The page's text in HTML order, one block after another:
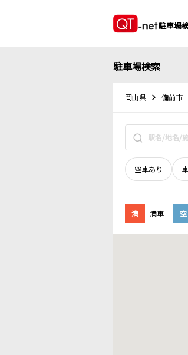
駐車場
駐車場検索
岡山県 備前市
空車あり
満 満車 空